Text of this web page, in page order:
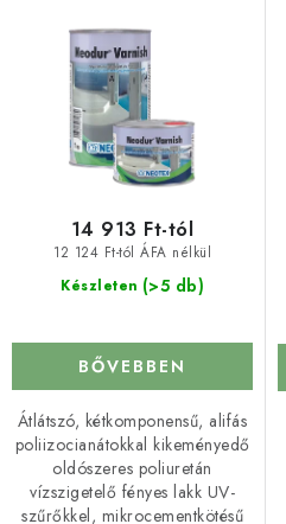
Készleten (>5 db)
12 124 Ft-tól ÁFA nélkül
14 913 Ft-tól
BŐVEBBEN
Átlátszó, kétkomponensű, alifás
poliizocianátokkal kikeményedő
oldószeres poliuretán
vízszigetelő fényes lakk UV-
szűrőkkel, mikrocementkötésű